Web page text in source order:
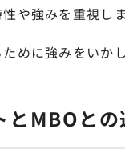
や強みを重視しま
めに強みをいか
とMBOとの